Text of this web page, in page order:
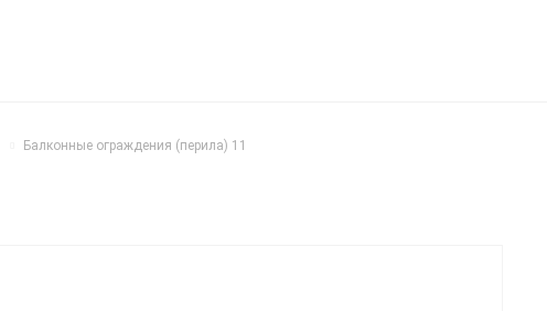
Балконные ограждения (перила) 11